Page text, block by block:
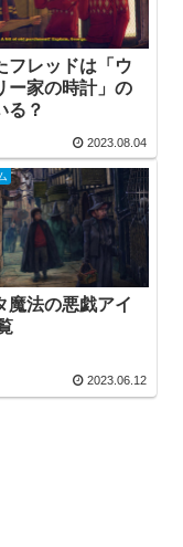
フレッドは「ウ
ー家の時計」の
る？
2023.08.04
魔法の悪戯アイ
2023.06.12